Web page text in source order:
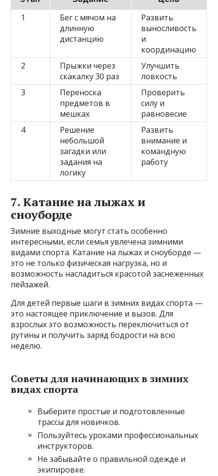
1
Бег с мячом на
длинную
дистанцию
Развить
выносливость
и
координацию
2
Прыжки через
скакалку 30 раз
Улучшить
ловкость
3
Переноска
предметов в
мешках
Проверить
силу и
равновесие
4
Решение
небольшой
загадки или
задания на
логику
Развить
внимание и
командную
работу
7. Катание на лыжах и
сноуборде
Зимние выходные могут стать особенно
интересными, если семья увлечена зимними
видами спорта. Катание на лыжах и сноуборде —
это не только физическая нагрузка, но и
возможность насладиться красотой заснеженных
пейзажей.
Для детей первые шаги в зимних видах спорта —
это настоящее приключение и вызов. Для
взрослых это возможность переключиться от
рутины и получить заряд бодрости на всю
неделю.
Советы для начинающих в зимних
видах спорта
Выберите простые и подготовленные
трассы для новичков.
Пользуйтесь уроками профессиональных
инструкторов.
Не забывайте о правильной одежде и
экипировке.